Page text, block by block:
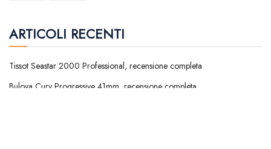
ARTICOLI RECENTI
Tissot Seastar 2000 Professional, recensione completa
Bulova Curv Progressive 41mm, recensione completa